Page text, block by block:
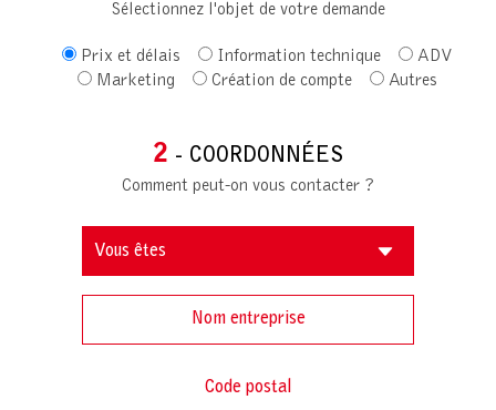
Sélectionnez l'objet de votre demande
Prix et délais Information technique
ADV
Marketing
Création de compte Autres
2 - COORDONNÉES
Comment peut-on vous contacter ?